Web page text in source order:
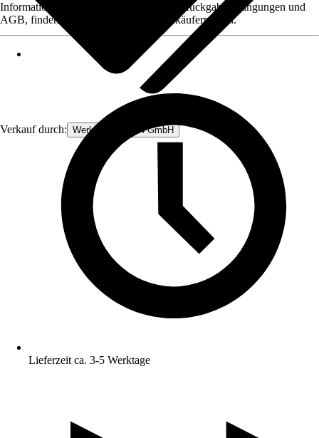
Verkauf durch: Werkzeugstore24 GmbH
Informationen des Verkäufers, wie z. B. Rückgabebedingungen und
AGB, finden Sie bei Klick auf den Verkäufernamen.
Lieferzeit ca. 3-5 Werktage